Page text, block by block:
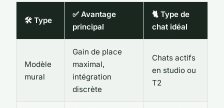
🛠️ Type
✅ Avantage
principal
🐈 Type de
chat idéal
Modèle
mural
Gain de place
maximal,
intégration
discrète
Chats actifs
en studio ou
T2